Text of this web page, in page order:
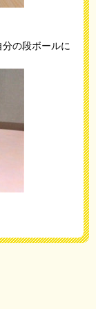
の段ボールに